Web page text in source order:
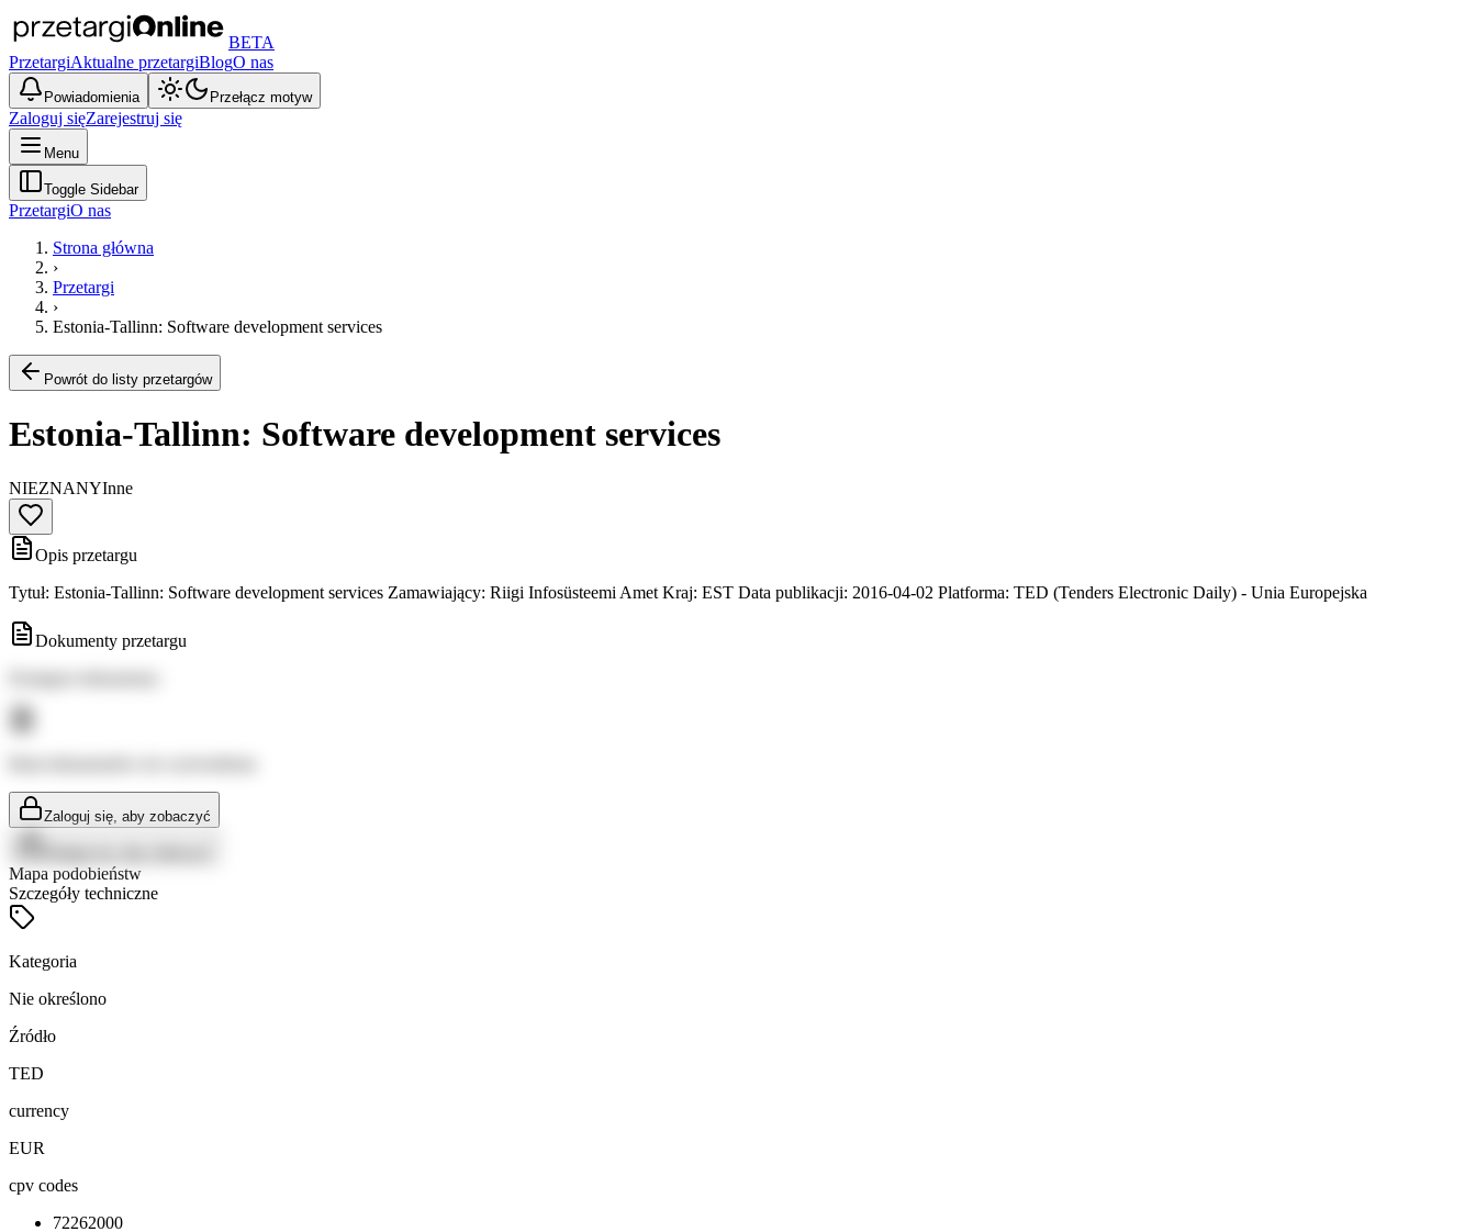
BETA
PrzetargiAktualne przetargiBlogO nas
Powiadomienia Przełącz motyw
Zaloguj sięZarejestruj się
Menu
Toggle Sidebar
PrzetargiO nas
Strona główna
›
Przetargi
›
Estonia-Tallinn: Software development services
Powrót do listy przetargów
Estonia-Tallinn: Software development services
NIEZNANYInne
Opis przetargu
Tytuł: Estonia-Tallinn: Software development services Zamawiający: Riigi Infosüsteemi Amet Kraj: EST Data publikacji: 2016-04-02 Platforma: TED (Tenders Electronic Daily) - Unia Europejska
Dokumenty przetargu
Zaloguj się, aby zobaczyć
Mapa podobieństw
Szczegóły techniczne
Kategoria
Nie określono
Źródło
TED
currency
EUR
cpv codes
72262000